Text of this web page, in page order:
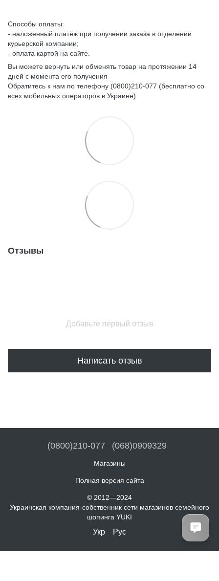
Способы оплаты:
- наложенный платёж при получении заказа в отделении
курьерской компании;
- оплата картой на сайте.
Вы можете вернуть или обменять товар на протяжении 14
дней с момента его получения
Обратитесь к нам по телефону (0800)210-077 (бесплатно со
всех мобильных операторов в Украине)
Отзывы
Добавьте первый отзыв
Написать отзыв
(0800)210-077 (068)0909329
Магазины
Полная версия сайта
© 2012—2024
Украинская компания-собственник сети магазинов семейного
шопинга YUKI
Укр Рус